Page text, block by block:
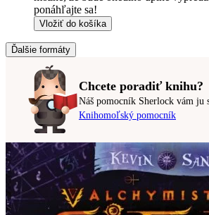
ponáhľajte sa!
Vložiť do košíka
Ďalšie formáty
Chcete poradiť knihu?
Náš pomocník Sherlock vám ju
Knihomoľský pomocník